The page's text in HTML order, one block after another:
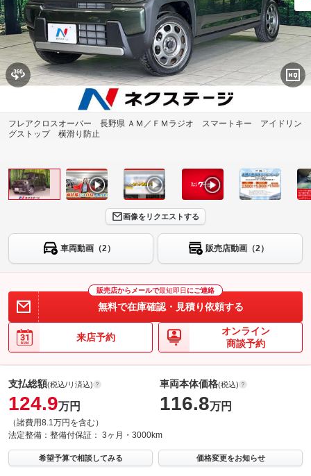
フレアクロスオーバー 長野県 ＡＭ／ＦＭラジオ スマートキー アイドリン
グストップ 横滑り防止
画像をリクエストする
車両動画（2） 販売店動画（2）
販売店からメールで最短即日 にご連絡
無料で在庫確認・見積り依頼する
来店予約
オンライン
商談予約
支払総額(税込/リ済込)
124.9万円
（諸費用8.1万円を含む）
車両本体価格(税込)
116.8万円
法定整備： 整備付保証： 3ヶ月・3000km
希望予算で相談してみる 価格変更をお知らせ